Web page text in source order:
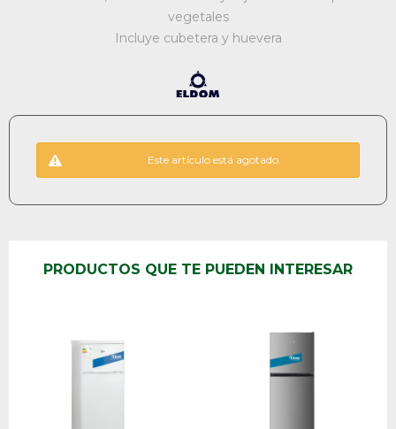
vegetales
Incluye cubetera y huevera
Este artículo está agotado.
PRODUCTOS QUE TE PUEDEN INTERESAR